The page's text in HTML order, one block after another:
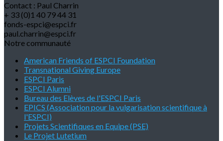
Contact : Paul Charrin
+ 33 (0)1 40 79 44 31
fonds-espci@espci.fr
paul.charrin@espci.fr
Notre communauté
American Friends of ESPCI Foundation
Transnational Giving Europe
ESPCI Paris
ESPCI Alumni
Bureau des Elèves de l'ESPCI Paris
EPICS (Association pour la vulgarisation scientifique à
l'ESPCI)
Projets Scientifiques en Equipe (PSE)
Le Projet Lutetium